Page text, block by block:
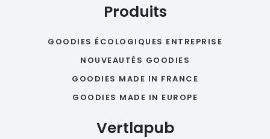
Produits
GOODIES ÉCOLOGIQUES ENTREPRISE
NOUVEAUTÉS GOODIES
GOODIES MADE IN FRANCE
GOODIES MADE IN EUROPE
Vertlapub